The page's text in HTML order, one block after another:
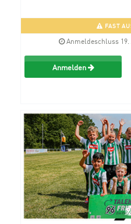
FAST
Anmeldeschluss 19.
Anmelden